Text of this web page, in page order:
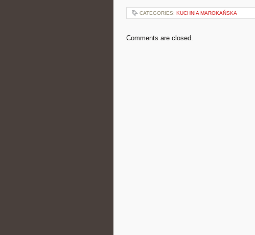
CATEGORIES: KUCHNIA MAROKAŃSKA
Comments are closed.